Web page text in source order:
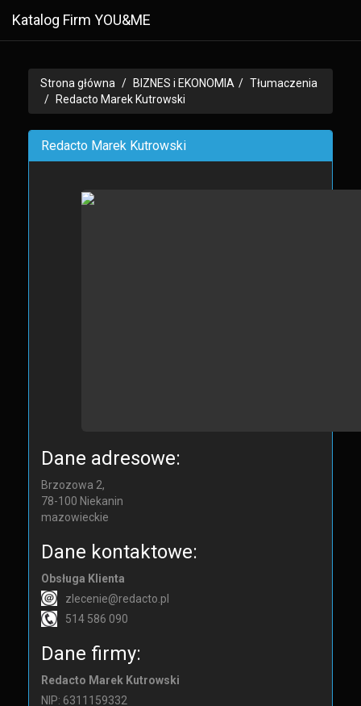
Katalog Firm YOU&ME
Strona główna BIZNES i EKONOMIA
Tłumaczenia
Redacto Marek Kutrowski
Redacto Marek Kutrowski
Dane adresowe:
Brzozowa 2,
78-100 Niekanin
mazowieckie
Dane kontaktowe:
Obsługa Klienta
zlecenie@redacto.pl
514 586 090
Dane firmy:
Redacto Marek Kutrowski
NIP: 6311159332